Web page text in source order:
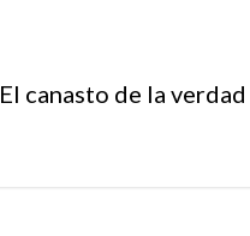
El canasto de la verdad